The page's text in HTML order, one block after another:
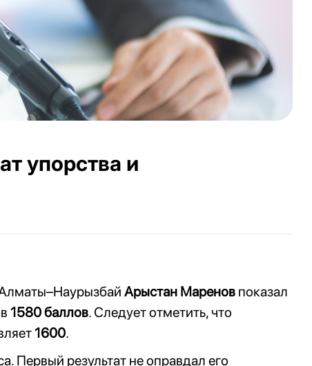
упорства и
Арыстан Маренов показал
1580 баллов. Следует отметить, что
1600.
Первый результат не оправдал его